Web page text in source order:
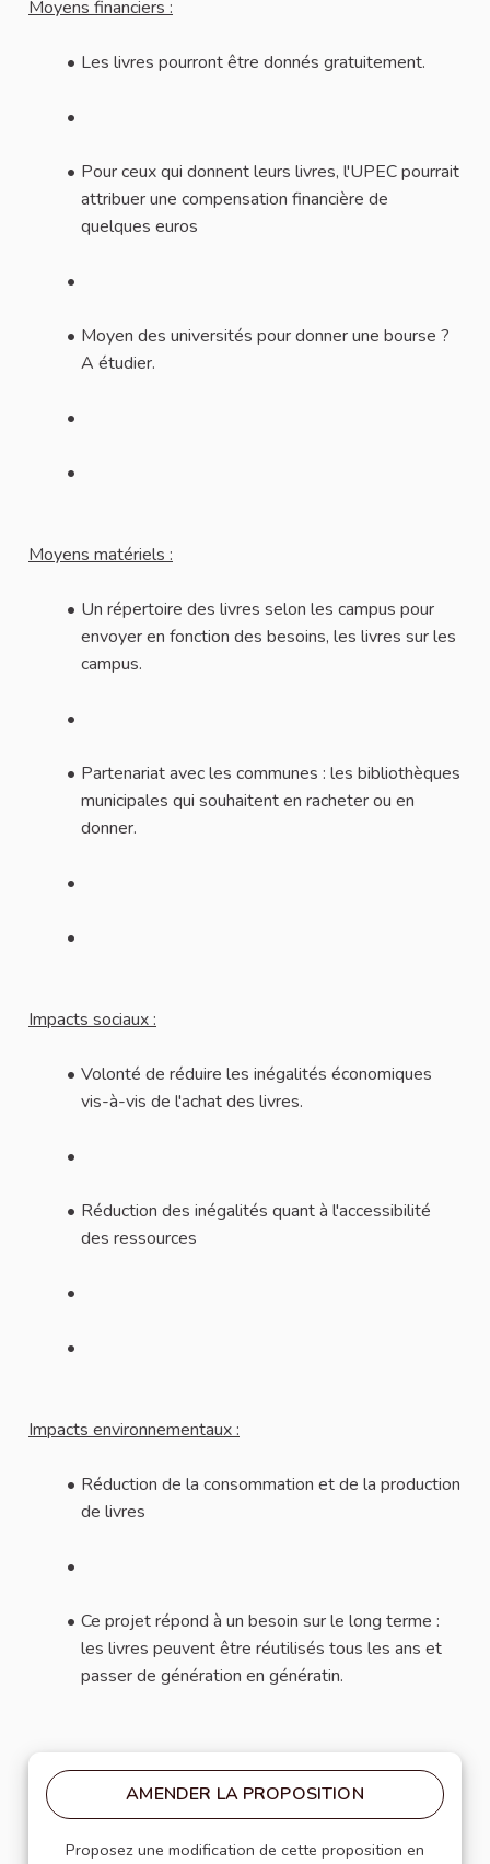
Moyens financiers :
Les livres pourront être donnés gratuitement.
Pour ceux qui donnent leurs livres, l'UPEC pourrait
attribuer une compensation financière de
quelques euros
Moyen des universités pour donner une bourse ?
A étudier.
Moyens matériels :
Un répertoire des livres selon les campus pour
envoyer en fonction des besoins, les livres sur les
campus.
Partenariat avec les communes : les bibliothèques
municipales qui souhaitent en racheter ou en
donner.
Impacts sociaux :
Volonté de réduire les inégalités économiques
vis-à-vis de l'achat des livres.
Réduction des inégalités quant à l'accessibilité
des ressources
Impacts environnementaux :
Réduction de la consommation et de la production
de livres
Ce projet répond à un besoin sur le long terme :
les livres peuvent être réutilisés tous les ans et
passer de génération en génératin.
AMENDER LA PROPOSITION
Proposez une modification de cette proposition en